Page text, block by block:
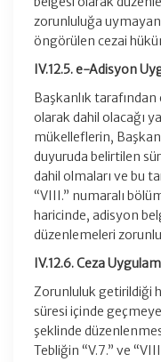
zorunluluğa
öngörülen cezai
IV.12.5. e-Adisyon
Başkanlık
olarak dahil olacağı
mükelleflerin,
duyuruda belirtilen
dahil olmaları ve bu
“VIII.” numaralı
haricinde, adisyon
düzenlemeleri
IV.12.6. Ceza
Zorunluluk getirildiği
süresi içinde
şeklinde
Tebliğin “V.7.” ve